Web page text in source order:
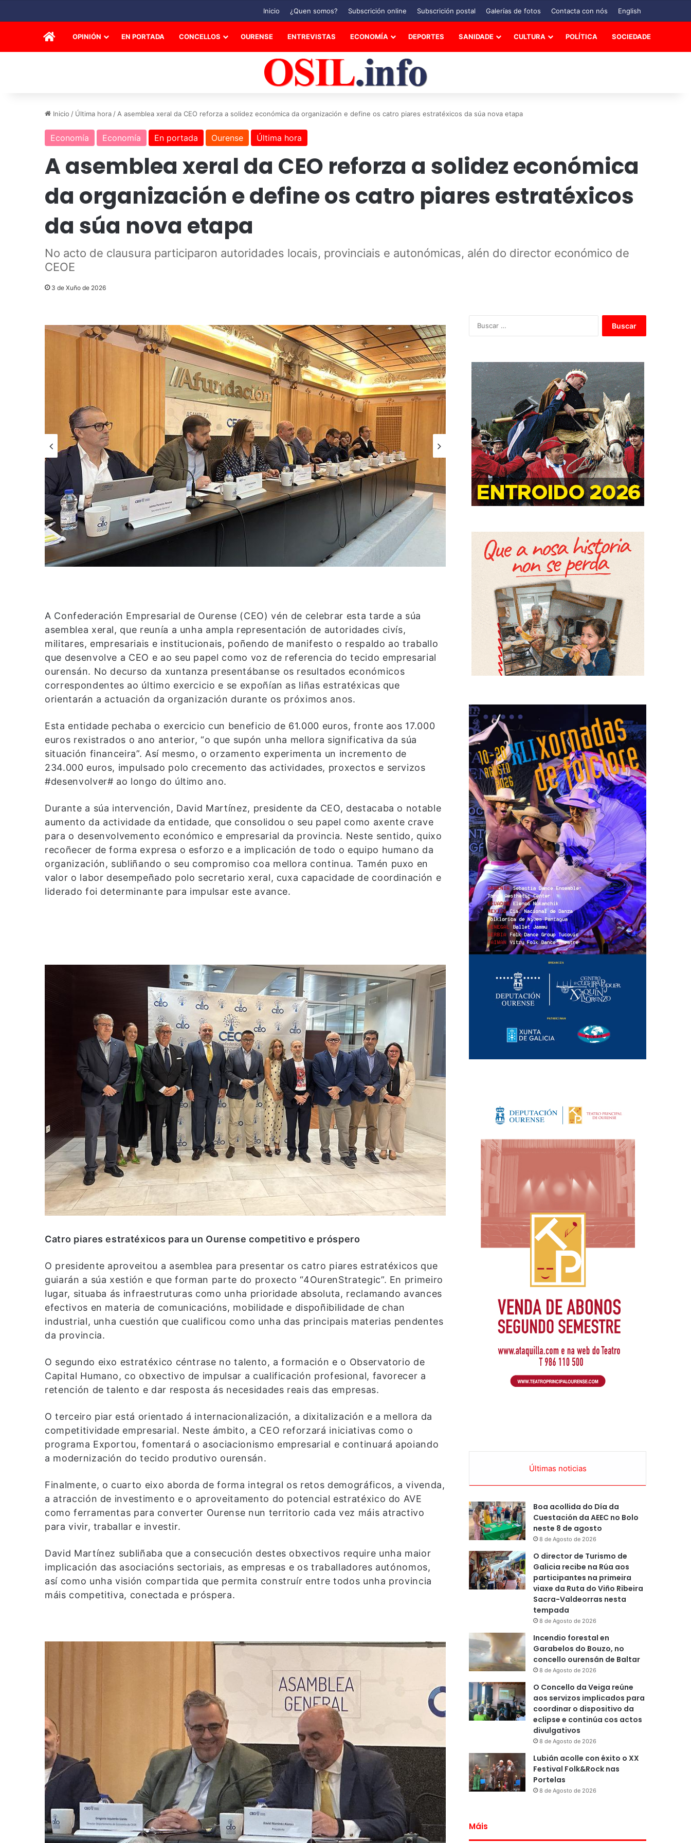
Inicio ¿Quen somos? Subscrición online Subscrición postal Galerías de fotos Contacta con nós English
INICIOOPINIÓN EN PORTADA CONCELLOS OURENSE ENTREVISTAS ECONOMÍA DEPORTES SANIDADE CULTURA POLÍTICA SOCIEDADE
Inicio / Última hora / A asemblea xeral da CEO reforza a solidez económica da organización e define os catro piares estratéxicos da súa nova etapa
Economía Economía En portada Ourense Última hora
A asemblea xeral da CEO reforza a solidez económica
da organización e define os catro piares estratéxicos
da súa nova etapa
No acto de clausura participaron autoridades locais, provinciais e autonómicas, alén do director económico de
CEOE
3 de Xuño de 2026
A Confederación Empresarial de Ourense (CEO) vén de celebrar esta tarde a súa
asemblea xeral, que reunía a unha ampla representación de autoridades civís,
militares, empresariais e institucionais, poñendo de manifesto o respaldo ao traballo
que desenvolve a CEO e ao seu papel como voz de referencia do tecido empresarial
ourensán. No decurso da xuntanza presentábanse os resultados económicos
correspondentes ao último exercicio e se expoñían as liñas estratéxicas que
orientarán a actuación da organización durante os próximos anos.
Esta entidade pechaba o exercicio cun beneficio de 61.000 euros, fronte aos 17.000
euros rexistrados o ano anterior, “o que supón unha mellora significativa da súa
situación financeira”. Así mesmo, o orzamento experimenta un incremento de
234.000 euros, impulsado polo crecemento das actividades, proxectos e servizos
#desenvolver# ao longo do último ano.
Durante a súa intervención, David Martínez, presidente da CEO, destacaba o notable
aumento da actividade da entidade, que consolidou o seu papel como axente crave
para o desenvolvemento económico e empresarial da provincia. Neste sentido, quixo
recoñecer de forma expresa o esforzo e a implicación de todo o equipo humano da
organización, subliñando o seu compromiso coa mellora continua. Tamén puxo en
valor o labor desempeñado polo secretario xeral, cuxa capacidade de coordinación e
liderado foi determinante para impulsar este avance.
Catro piares estratéxicos para un Ourense competitivo e próspero
O presidente aproveitou a asemblea para presentar os catro piares estratéxicos que
guiarán a súa xestión e que forman parte do proxecto “4OurenStrategic”. En primeiro
lugar, situaba ás infraestruturas como unha prioridade absoluta, reclamando avances
efectivos en materia de comunicacións, mobilidade e dispoñibilidade de chan
industrial, unha cuestión que cualificou como unha das principais materias pendentes
da provincia.
O segundo eixo estratéxico céntrase no talento, a formación e o Observatorio de
Capital Humano, co obxectivo de impulsar a cualificación profesional, favorecer a
retención de talento e dar resposta ás necesidades reais das empresas.
O terceiro piar está orientado á internacionalización, a dixitalización e a mellora da
competitividade empresarial. Neste ámbito, a CEO reforzará iniciativas como o
programa Exportou, fomentará o asociacionismo empresarial e continuará apoiando
a modernización do tecido produtivo ourensán.
Finalmente, o cuarto eixo aborda de forma integral os retos demográficos, a vivenda,
a atracción de investimento e o aproveitamento do potencial estratéxico do AVE
como ferramentas para converter Ourense nun territorio cada vez máis atractivo
para vivir, traballar e investir.
David Martínez subliñaba que a consecución destes obxectivos require unha maior
implicación das asociacións sectoriais, as empresas e os traballadores autónomos,
así como unha visión compartida que permita construír entre todos unha provincia
máis competitiva, conectada e próspera.
a
r
:
Últimas noticias
Boa acollida do Día da
Cuestación da AEEC no Bolo
neste 8 de agosto
8 de Agosto de 2026
O director de Turismo de
Galicia recibe na Rúa aos
participantes na primeira
viaxe da Ruta do Viño Ribeira
Sacra-Valdeorras nesta
tempada
8 de Agosto de 2026
Incendio forestal en
Garabelos do Bouzo, no
concello ourensán de Baltar
8 de Agosto de 2026
O Concello da Veiga reúne
aos servizos implicados para
coordinar o dispositivo da
eclipse e continúa cos actos
divulgativos
8 de Agosto de 2026
Lubián acolle con éxito o XX
Festival Folk&Rock nas
Portelas
8 de Agosto de 2026
Máis